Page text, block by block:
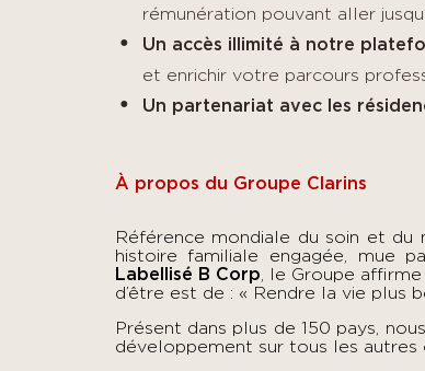
rémunération pouvant aller
Un accès illimité à notre
et enrichir votre parcours
Un partenariat avec les
À propos du Groupe Clarins
Référence mondiale du soin et du
histoire familiale engagée, mue
Labellisé B Corp , le Groupe
d’être est de : « Rendre la vie plus
Présent dans plus de 150 pays,
développement sur tous les autres